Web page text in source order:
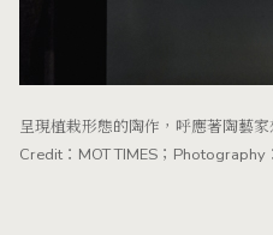
呈現植栽形態的陶作，呼應著陶藝
Credit：MOT TIMES；Photography